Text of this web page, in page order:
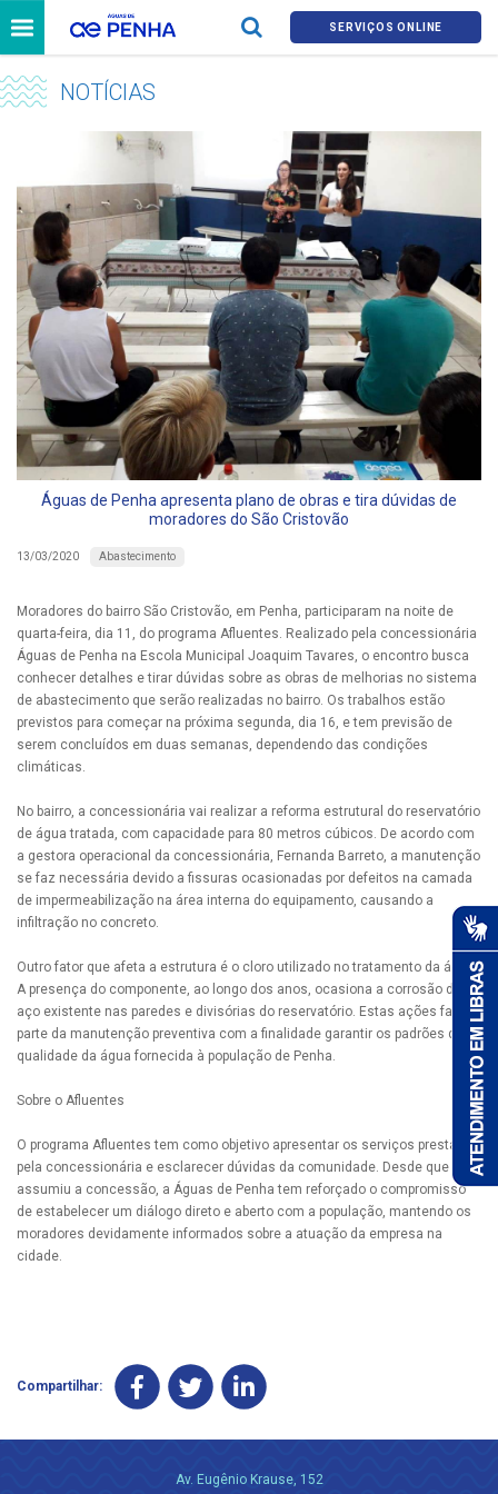
SERVIÇOS ONLINE
NOTÍCIAS
Águas de Penha apresenta plano de obras e tira dúvidas de
moradores do São Cristovão
13/03/2020 Abastecimento
Moradores do bairro São Cristovão, em Penha, participaram na noite de
quarta-feira, dia 11, do programa Afluentes. Realizado pela concessionária
Águas de Penha na Escola Municipal Joaquim Tavares, o encontro busca
conhecer detalhes e tirar dúvidas sobre as obras de melhorias no sistema
de abastecimento que serão realizadas no bairro. Os trabalhos estão
previstos para começar na próxima segunda, dia 16, e tem previsão de
serem concluídos em duas semanas, dependendo das condições
climáticas.
No bairro, a concessionária vai realizar a reforma estrutural do reservatório
de água tratada, com capacidade para 80 metros cúbicos. De acordo com
a gestora operacional da concessionária, Fernanda Barreto, a manutenção
se faz necessária devido a fissuras ocasionadas por defeitos na camada
de impermeabilização na área interna do equipamento, causando a
infiltração no concreto.
Outro fator que afeta a estrutura é o cloro utilizado no tratamento da água.
A presença do componente, ao longo dos anos, ocasiona a corrosão do
aço existente nas paredes e divisórias do reservatório. Estas ações fazem
parte da manutenção preventiva com a finalidade garantir os padrões de
qualidade da água fornecida à população de Penha.
Sobre o Afluentes
O programa Afluentes tem como objetivo apresentar os serviços prestados
pela concessionária e esclarecer dúvidas da comunidade. Desde que
assumiu a concessão, a Águas de Penha tem reforçado o compromisso
de estabelecer um diálogo direto e aberto com a população, mantendo os
moradores devidamente informados sobre a atuação da empresa na
cidade.
Compartilhar:
Av. Eugênio Krause, 152